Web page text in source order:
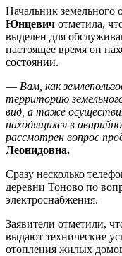
Начальник земельного
Юнцевич отметила,
выделен для
настоящее время он
состоянии.
— Вам, как
территорию
вид, а таже
находящихся в
рассмотрен вопрос
Леонидовна.
Сразу несколько
деревни Тоново по
электроснабжения.
Заявители отметили,
выдают технические
отопления жилых